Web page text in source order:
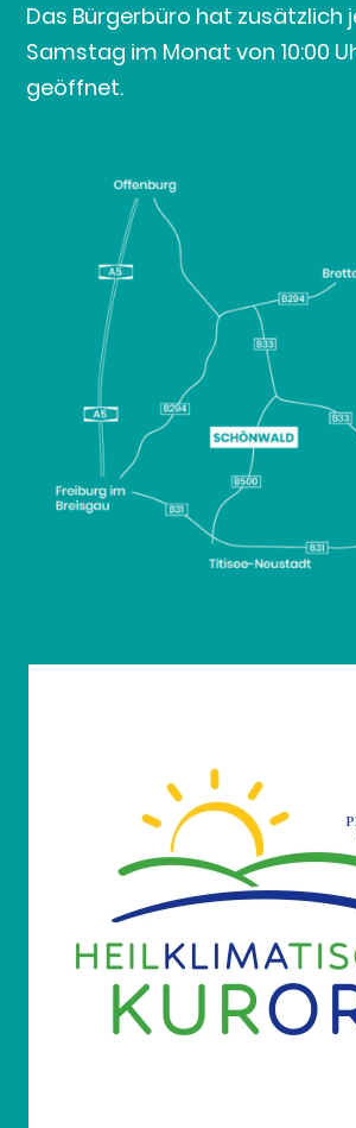
Das Bürgerbüro hat zusätzlich
Samstag im Monat von 10:00
geöffnet.